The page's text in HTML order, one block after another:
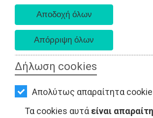
Δήλωση cookies
Απολύτως απαραίτητα
Τα cookies αυτά είναι
ΠΟΛΙΤΙΚΗ
ΤΟΠΙΚΗ
ΑΥΤΟΔΙΟΙΚΗΣΗ
ΟΙΚΟΝΟΜΙΑ
ΑΘΛΗΤΙΣΜΟΣ